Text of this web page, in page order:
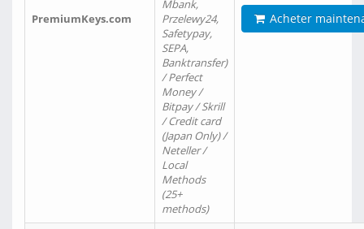
PremiumKeys.com
Mbank,
Przelewy24,
Safetypay,
SEPA,
Banktransfer)
/ Perfect
Money /
Bitpay / Skrill
/ Credit card
(Japan Only) /
Neteller /
Local
Methods
(25+
methods)
Acheter